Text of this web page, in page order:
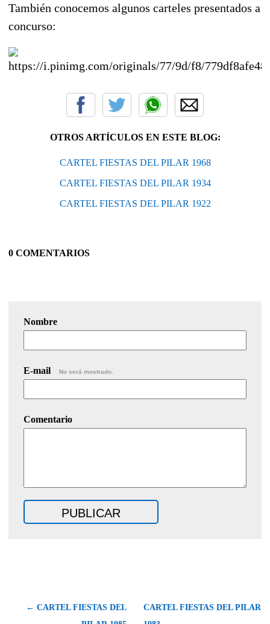
También conocemos algunos carteles presentados a
concurso:
OTROS ARTÍCULOS EN ESTE BLOG:
CARTEL FIESTAS DEL PILAR 1968
CARTEL FIESTAS DEL PILAR 1934
CARTEL FIESTAS DEL PILAR 1922
0 COMENTARIOS
Nombre
E-mail No será mostrado.
Comentario
← CARTEL FIESTAS DEL
CARTEL FIESTAS DEL PILAR